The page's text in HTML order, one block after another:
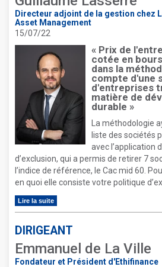
Directeur adjoint de la gestion chez
Asset Management
15/07/22
« Prix de
cotée en
dans la
compte d'une
d'entreprises
matière de
durable »
La méthodologie
liste des sociétés
avec l’application
d’exclusion, qui a permis de retirer 7
l’indice de référence, le Cac mid 60.
en quoi elle consiste votre politique
Lire la suite
DIRIGEANT
Emmanuel de La Ville
Fondateur et Président d'Ethifinance